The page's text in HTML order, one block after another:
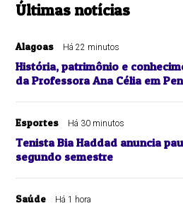
Últimas notícias
Alagoas Há 22 minutos
História, patrimônio e
da Professora Ana Célia em
Esportes Há 30 minutos
Tenista Bia Haddad anuncia
segundo semestre
Saúde Há 1 hora